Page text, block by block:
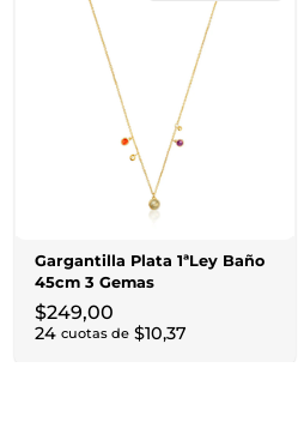
Gargantilla Plata 1ªLey Baño
45cm 3 Gemas
$249,00
24 cuotas de $10,37